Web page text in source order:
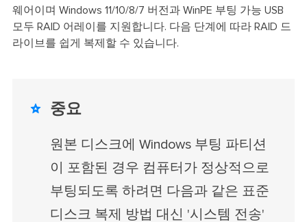
웨어이며 Windows 11/10/8/7 버전과 WinPE 부팅 가능 USB
모두 RAID 어레이를 지원합니다. 다음 단계에 따라 RAID 드
라이브를 쉽게 복제할 수 있습니다.
 중요
원본 디스크에 Windows 부팅 파티션
이 포함된 경우 컴퓨터가 정상적으로
부팅되도록 하려면 다음과 같은 표준
디스크 복제 방법 대신 '시스템 전송'